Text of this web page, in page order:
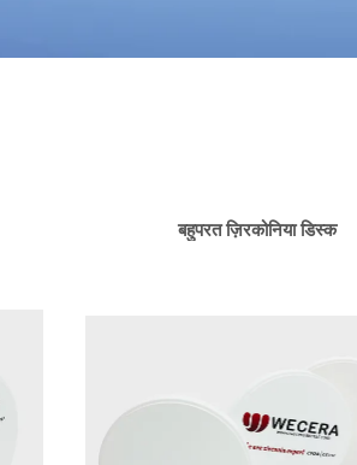
बहुपरत ज़िरकोनिया डिस्क